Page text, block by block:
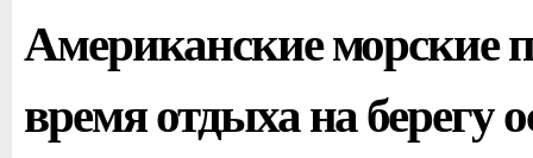
Американские морские
время отдыха на берегу